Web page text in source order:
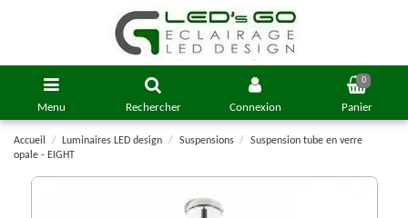
Menu Rechercher Connexion
0
Panier
Accueil Luminaires LED design Suspensions
Suspension tube en verre
opale - EIGHT